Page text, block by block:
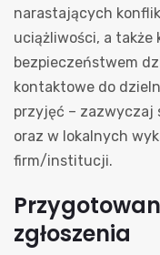
narastających
uciążliwości, a także
bezpieczeństwem
kontaktowe do
przyjęć – zazwyczaj
oraz w lokalnych
firm/institucji.
zgłoszenia